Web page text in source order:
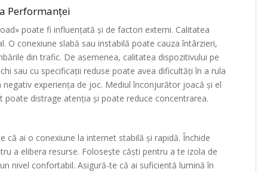
Performanței
poate fi influențată și de factori externi. Calitatea
O conexiune slabă sau instabilă poate cauza întârzieri,
din trafic. De asemenea, calitatea dispozitivului pe
sau cu specificații reduse poate avea dificultăți în a rula
experiența de joc. Mediul înconjurător joacă și el
distrage atenția și poate reduce concentrarea.
că ai o conexiune la internet stabilă și rapidă. Închide
a elibera resurse. Folosește căști pentru a te izola de
nivel confortabil. Asigură-te că ai suficientă lumină în